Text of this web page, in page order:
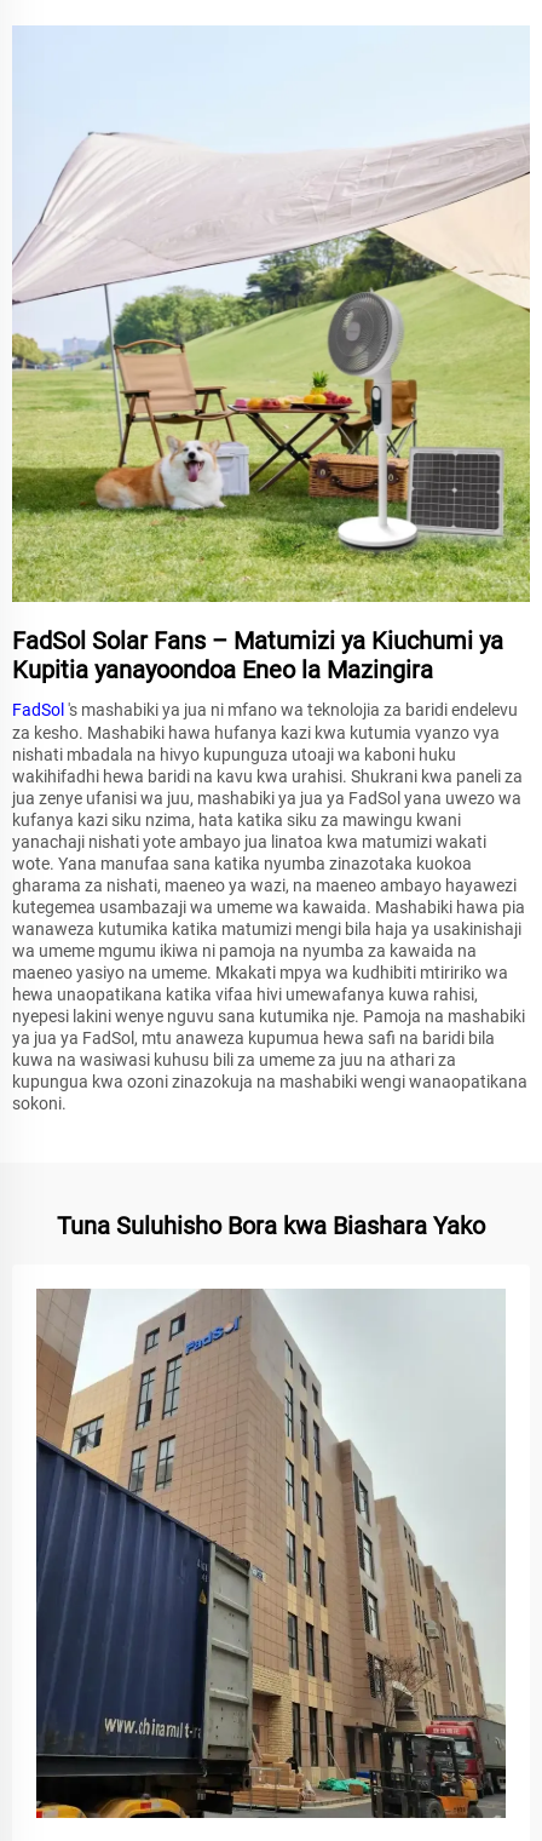
FadSol Solar Fans – Matumizi ya Kiuchumi ya
Kupitia yanayoondoa Eneo la Mazingira
FadSol's mashabiki ya jua ni mfano wa teknolojia za baridi endelevu
za kesho. Mashabiki hawa hufanya kazi kwa kutumia vyanzo vya
nishati mbadala na hivyo kupunguza utoaji wa kaboni huku
wakihifadhi hewa baridi na kavu kwa urahisi. Shukrani kwa paneli za
jua zenye ufanisi wa juu, mashabiki ya jua ya FadSol yana uwezo wa
kufanya kazi siku nzima, hata katika siku za mawingu kwani
yanachaji nishati yote ambayo jua linatoa kwa matumizi wakati
wote. Yana manufaa sana katika nyumba zinazotaka kuokoa
gharama za nishati, maeneo ya wazi, na maeneo ambayo hayawezi
kutegemea usambazaji wa umeme wa kawaida. Mashabiki hawa pia
wanaweza kutumika katika matumizi mengi bila haja ya usakinishaji
wa umeme mgumu ikiwa ni pamoja na nyumba za kawaida na
maeneo yasiyo na umeme. Mkakati mpya wa kudhibiti mtiririko wa
hewa unaopatikana katika vifaa hivi umewafanya kuwa rahisi,
nyepesi lakini wenye nguvu sana kutumika nje. Pamoja na mashabiki
ya jua ya FadSol, mtu anaweza kupumua hewa safi na baridi bila
kuwa na wasiwasi kuhusu bili za umeme za juu na athari za
kupungua kwa ozoni zinazokuja na mashabiki wengi wanaopatikana
sokoni.
Tuna Suluhisho Bora kwa Biashara Yako